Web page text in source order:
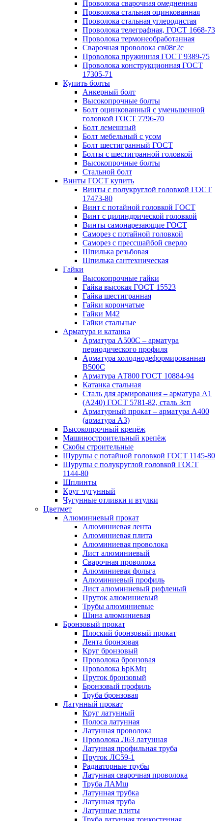
Проволока сварочная омедненная
Проволока стальная оцинкованная
Проволока стальная углеродистая
Проволока телеграфная, ГОСТ 1668-73
Проволока термонеобработанная
Сварочная проволока св08г2с
Проволока пружинная ГОСТ 9389-75
Проволока конструкционная ГОСТ
17305-71
Купить болты
Анкерный болт
Высокопрочные болты
Болт оцинкованный с уменьшенной
головкой ГОСТ 7796-70
Болт лемешный
Болт мебельный с усом
Болт шестигранный ГОСТ
Болты с шестигранной головкой
Высокопрочные болты
Стальной болт
Винты ГОСТ купить
Винты с полукруглой головкой ГОСТ
17473-80
Винт с потайной головкой ГОСТ
Винт с цилиндрической головкой
Винты самонарезающие ГОСТ
Саморез с потайной головкой
Саморез с прессшайбой сверло
Шпилька резьбовая
Шпилька сантехническая
Гайки
Высокопрочные гайки
Гайка высокая ГОСТ 15523
Гайка шестигранная
Гайки корончатые
Гайки М42
Гайки стальные
Арматура и катанка
Арматура А500С – арматура
периодического профиля
Арматура холоднодеформированная
В500С
Арматура АТ800 ГОСТ 10884-94
Катанка стальная
Сталь для армирования – арматура А1
(А240) ГОСТ 5781-82, сталь 3сп
Арматурный прокат – арматура А400
(арматура А3)
Высокопрочный крепёж
Машиностроительный крепёж
Скобы строительные
Шурупы с потайной головкой ГОСТ 1145-80
Шурупы с полукруглой головкой ГОСТ
1144-80
Шплинты
Круг чугунный
Чугунные отливки и втулки
Цветмет
Алюминиевый прокат
Алюминиевая лента
Алюминиевая плита
Алюминиевая проволока
Лист алюминиевый
Сварочная проволока
Алюминиевая фольга
Алюминиевый профиль
Лист алюминиевый рифленый
Пруток алюминиевый
Трубы алюминиевые
Шина алюминиевая
Бронзовый прокат
Плоский бронзовый прокат
Лента бронзовая
Круг бронзовый
Проволока бронзовая
Проволока БрКМц
Пруток бронзовый
Бронзовый профиль
Труба бронзовая
Латунный прокат
Круг латунный
Полоса латунная
Латунная проволока
Проволока Л63 латунная
Латунная профильная труба
Пруток ЛС59-1
Радиаторные трубы
Латунная сварочная проволока
Труба ЛАМш
Латунная трубка
Латунная труба
Латунные плиты
Труба латунная тонкостенная